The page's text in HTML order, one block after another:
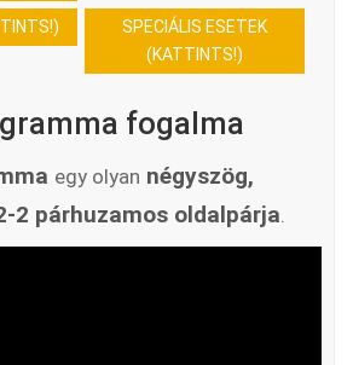
SPECIÁLIS ESETEK
(KATTINTS!)
fogalma
egy olyan négyszög,
2 párhuzamos oldalpárja.